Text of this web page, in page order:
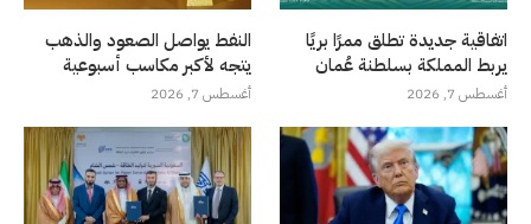
اتفاقية جديدة تطلق ممرًا بريًا
يربط المملكة بسلطنة عُمان
أغسطس 7, 2026
النفط يواصل الصعود والذهب
يتجه لأكبر مكاسب أسبوعية
أغسطس 7, 2026